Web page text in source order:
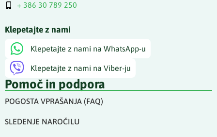
+ 386 30 789 250
Klepetajte z nami
Klepetajte z nami na WhatsApp-u
Klepetajte z nami na Viber-ju
Pomoč in podpora
POGOSTA VPRAŠANJA (FAQ)
SLEDENJE NAROČILU